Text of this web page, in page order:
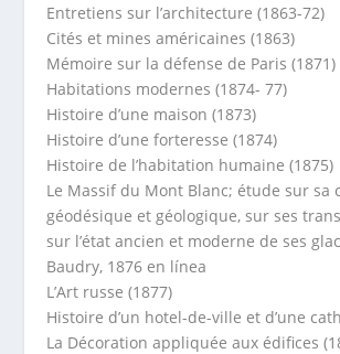
Entretiens sur l’architecture (1863-72)
Cités et mines américaines (1863)
Mémoire sur la défense de Paris (1871)
Habitations modernes (1874- 77)
Histoire d’une maison (1873)
Histoire d’une forteresse (1874)
Histoire de l’habitation humaine (1875)
Le Massif du Mont Blanc; étude sur sa
géodésique et géologique, sur ses
sur l’état ancien et moderne de ses
Baudry, 1876 en línea
L’Art russe (1877)
Histoire d’un hotel-de-ville et d’une
La Décoration appliquée aux édifices